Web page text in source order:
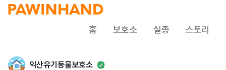
홈 보호소 실종 스토리
익산유기동물보호소